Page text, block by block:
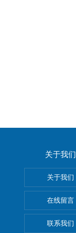
关于我们
关于我们
在线留言
联系我们